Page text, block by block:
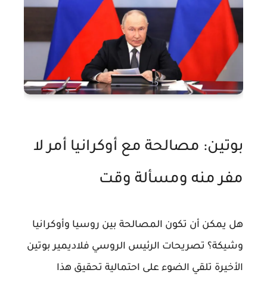
بوتين: مصالحة مع أوكرانيا أمر لا
مفر منه ومسألة وقت
هل يمكن أن تكون المصالحة بين روسيا وأوكرانيا
وشيكة؟ تصريحات الرئيس الروسي فلاديمير بوتين
الأخيرة تلقي الضوء على احتمالية تحقيق هذا